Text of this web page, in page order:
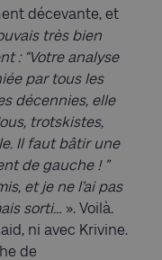
décevante, et
très bien
: “Votre analyse
par tous les
décennies, elle
trotskistes,
Il faut bâtir une
de gauche ! ”
et je ne l’ai pas
sorti… ». Voilà.
ni avec Krivine.
de